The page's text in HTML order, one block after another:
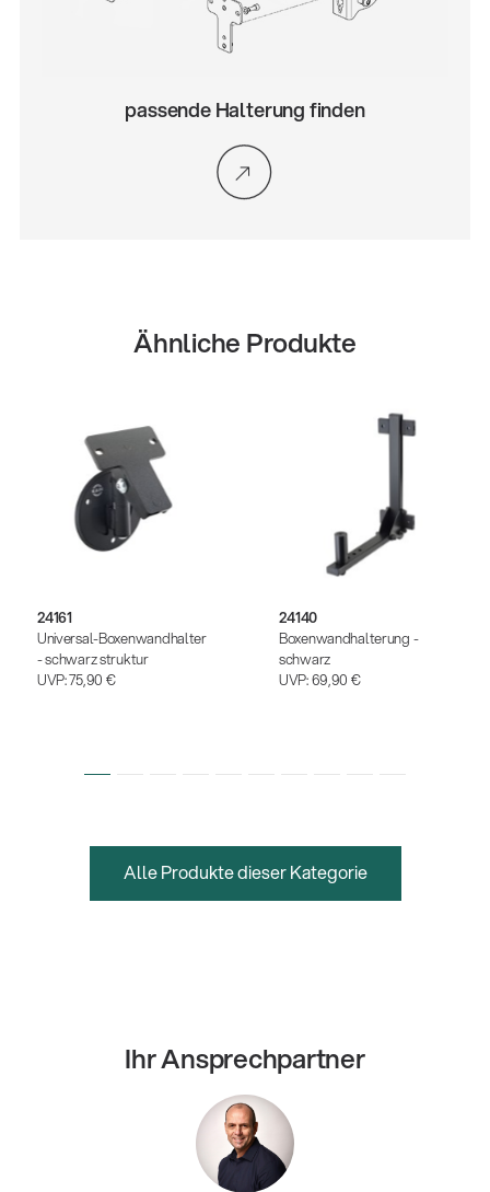
passende Halterung finden
Ähnliche Produkte
24161
Universal-Boxenwandhalter
- schwarz struktur
UVP:75,90 €
24140
Boxenwandhalterung -
schwarz
UVP:69,90 €
Alle Produkte dieser Kategorie
Ihr Ansprechpartner